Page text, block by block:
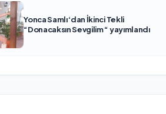
Yonca Samlı ‘dan İkinci Tekli
“Donacaksın Sevgilim “ yayımlandı